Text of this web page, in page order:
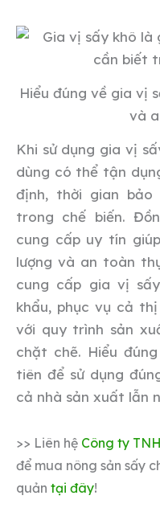
Hiểu đúng về gia vị
và
Khi sử dụng gia vị
dùng có thể tận
định, thời gian
trong chế biến.
cung cấp uy tín
lượng và an toàn
cung cấp gia vị
khẩu, phục vụ cả
với quy trình sản
chặt chẽ. Hiểu
tiên để sử dụng
cả nhà sản xuất lẫn
>> Liên hệ Công ty
để mua nông sản sấy
quản tại đây!